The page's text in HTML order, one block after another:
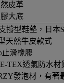
皮革
大底
撐型鞋墊，日本
天然牛皮款式
止滑橡膠
TEX透氣防水材
發泡材，有著